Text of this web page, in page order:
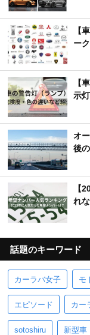
【
ー
【
示
オ
後
【
れ
話題のキーワード
カーラバ女子 モ
エピソード カー
sotoshiru 新型車